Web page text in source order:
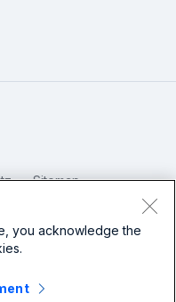
Sitemap
you acknowledge the